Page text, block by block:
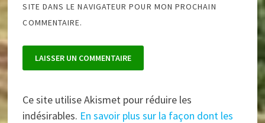
SITE DANS LE NAVIGATEUR POUR MON PROCHAIN
COMMENTAIRE.
Ce site utilise Akismet pour réduire les
indésirables. En savoir plus sur la façon dont les